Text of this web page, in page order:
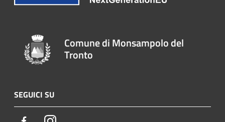
Comune di Monsampolo del
Tronto
SEGUICI SU